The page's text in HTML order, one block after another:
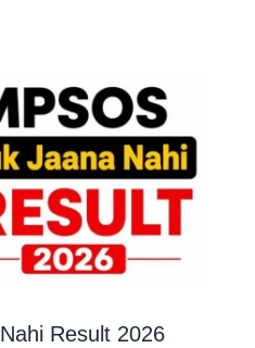
Result 2026